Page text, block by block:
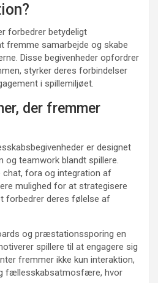
forbedrer betydeligt
fremme samarbejde og skabe
Disse begivenheder opfordrer
styrker deres forbindelser
i spillemiljøet.
der fremmer
er designet
og teamwork blandt spillere.
chat, fora og integration af
mulighed for at strategisere
forbedrer deres følelse af
og præstationssporing en
spillere til at engagere sig
fremmer ikke kun interaktion,
fællesskabsatmosfære, hvor